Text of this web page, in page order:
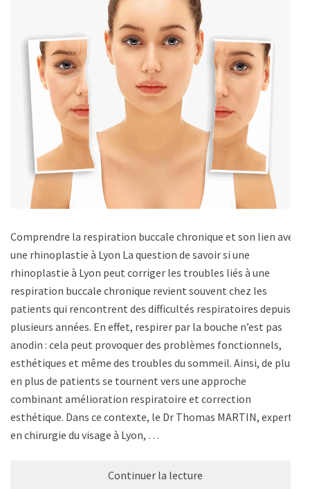
Comprendre la respiration buccale chronique et son lien avec
une rhinoplastie à Lyon La question de savoir si une
rhinoplastie à Lyon peut corriger les troubles liés à une
respiration buccale chronique revient souvent chez les
patients qui rencontrent des difficultés respiratoires depuis
plusieurs années. En effet, respirer par la bouche n’est pas
anodin : cela peut provoquer des problèmes fonctionnels,
esthétiques et même des troubles du sommeil. Ainsi, de plus
en plus de patients se tournent vers une approche
combinant amélioration respiratoire et correction
esthétique. Dans ce contexte, le Dr Thomas MARTIN, expert
en chirurgie du visage à Lyon, …
Continuer la lecture